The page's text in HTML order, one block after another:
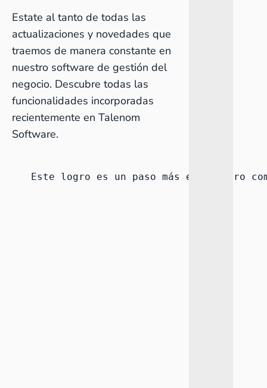
Estate al tanto de todas las
actualizaciones y novedades que
traemos de manera constante en
nuestro software de gestión del
negocio. Descubre todas las
funcionalidades incorporadas
recientemente en Talenom
Software.
Este logro es un paso más en nuestro